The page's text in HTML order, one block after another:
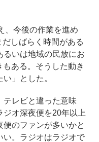
、今後の作業を進め
しばらく時間がある
るいは地域の民放にお
ある。そうした動き
」とした。
テレビと違った意味
オ深夜便を20年以上
のファンが多いかと
い。ラジオはラジオで